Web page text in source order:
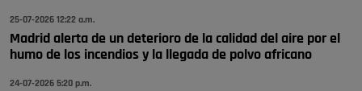
se va porke no tiene piscina 🤪🤪🤪
Pozuelo de Alarcón
🔴 EXCLUSIVA | El comisario de la …
25-07-2026 12:22 a.m.
Madrid alerta de un deterioro de la calidad del aire por el
humo de los incendios y la llegada de polvo africano
24-07-2026 5:20 p.m.